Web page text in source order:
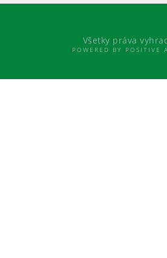
Všetky práva
POWERED BY POSITIVE